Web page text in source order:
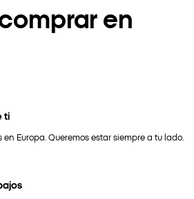
en
ti
en Europa. Queremos estar siempre a tu lado.